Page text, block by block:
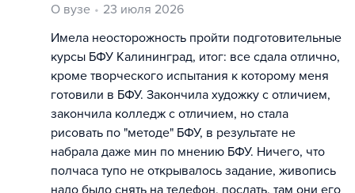
О вузе
23 июля 2026
Имела неосторожность пройти подготовительные
курсы БФУ Калининград, итог: все сдала отлично,
кроме творческого испытания к которому меня
готовили в БФУ. Закончила художку с отличием,
закончила колледж с отличием, но стала
рисовать по "методе" БФУ, в результате не
набрала даже мин по мнению БФУ. Ничего, что
полчаса тупо не открывалось задание, живопись